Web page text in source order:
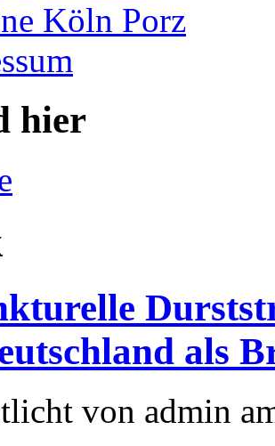
Köln Porz
hier
als
von admin